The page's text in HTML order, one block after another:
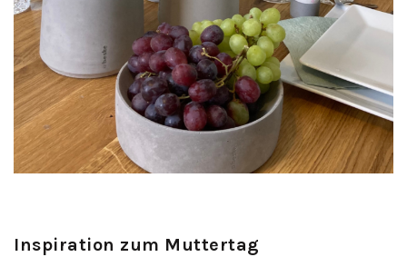
Inspiration zum Muttertag